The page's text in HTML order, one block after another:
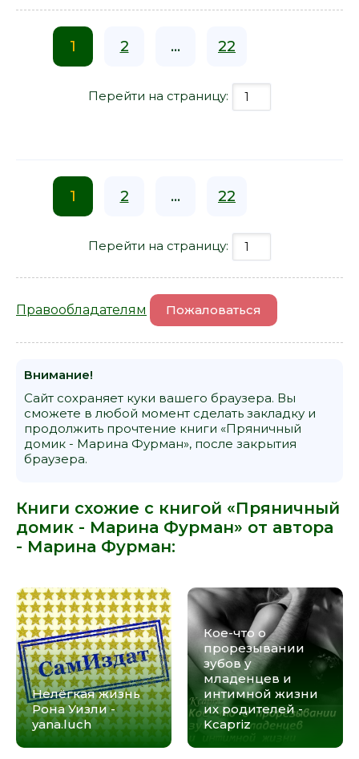
1 2 ... 22
Перейти на страницу:
1 2 ... 22
Перейти на страницу:
Правообладателям Пожаловаться
Внимание!
Сайт сохраняет куки вашего браузера. Вы
сможете в любой момент сделать закладку и
продолжить прочтение книги «Пряничный
домик - Марина Фурман», после закрытия
браузера.
Книги схожие с книгой «Пряничный
домик - Марина Фурман» от автора
- Марина Фурман:
Нелёгкая жизнь
Рона Уизли -
yana.luch
Кое-что о
прорезывании
зубов у
младенцев и
интимной жизни
их родителей -
Kcapriz